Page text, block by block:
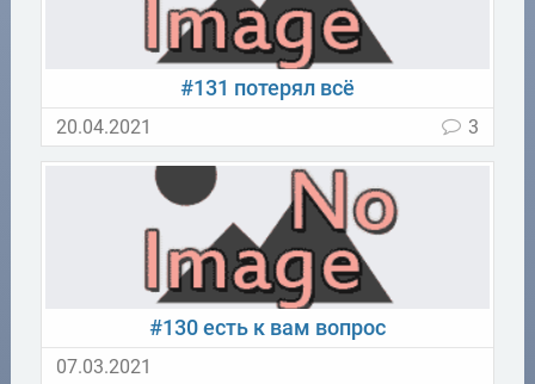
#131 потерял всё
20.04.2021 3
#130 есть к вам вопрос
07.03.2021